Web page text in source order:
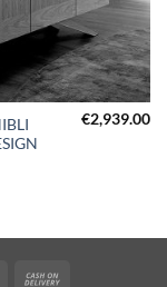
€2,939.00
MasterCard